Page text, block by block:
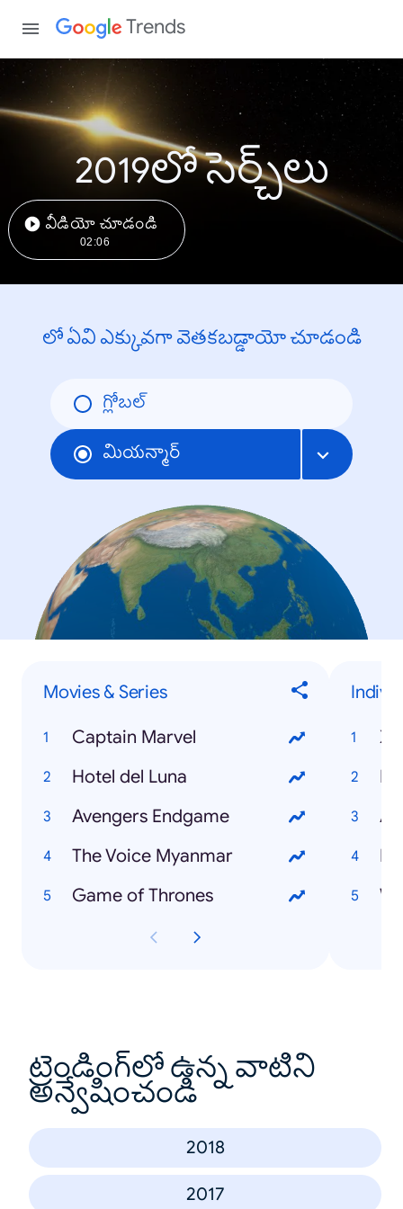
Trends
2019లో సెర్చ్‌లు
వీడియో చూడండి
02:06
లో ఏవి ఎక్కువగా వెతకబడ్డాయో చూడండి
గ్లోబల్
మియన్మార్
Movies & Series
Captain Marvel
Hotel del Luna
Avengers Endgame
The Voice Myanmar
Game of Thrones
ట్రెండింగ్‌లో ఉన్న వాటిని
అన్వేషించండి
2018
2017